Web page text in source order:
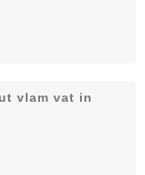
vlam vat in